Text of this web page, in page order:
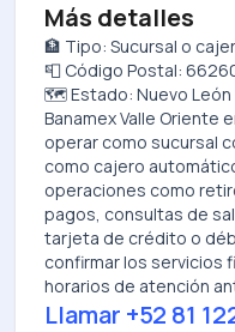
Más detalles
🏦 Tipo: Sucursal o
📮 Código Postal:
🗺️ Estado: Nuevo León
Banamex Valle Oriente
operar como sucursal
como cajero
operaciones como
pagos, consultas de
tarjeta de crédito o
confirmar los servicios
horarios de atención
Llamar +52 81